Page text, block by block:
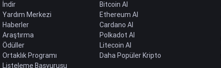
İndir
Yardım Merkezi
Haberler
Araştırma
Ödüller
Ortaklık Programı
Listeleme Başvurusu
Bitcoin Al
Ethereum Al
Cardano Al
Polkadot Al
Litecoin Al
Daha Popüler Kripto